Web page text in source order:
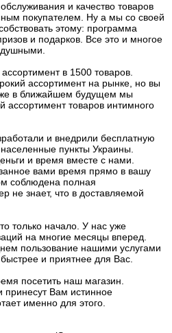
и качество товаров
покупателем. Ну а мы со своей
этому: программа
и подарков. Все это и многое
в 1500 товаров.
ассортимент на рынке, но вы
в ближайшем будущем мы
товаров интимного
и внедрили бесплатную
пункты Украины.
и время вместе с нами.
вами время прямо в вашу
соблюдена полная
не знает, что в доставляемой
только начало. У нас уже
на многие месяцы вперед.
пользование нашими услугами
и приятнее для Вас.
посетить наш магазин.
принесут Вам истинное
именно для этого.